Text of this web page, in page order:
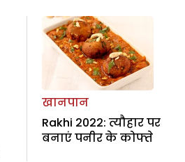
खानपान
Rakhi 2022: त्यौहार पर
बनाएं पनीर के कोफ्ते